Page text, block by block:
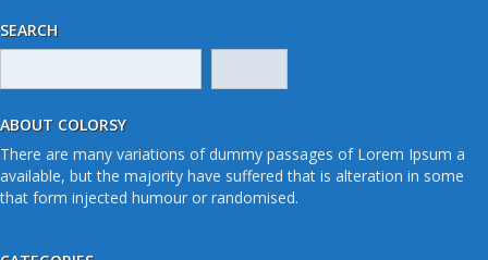
SEARCH
ABOUT COLORSY
There are many variations of dummy passages of Lorem Ipsum a
available, but the majority have suffered that is alteration in some
that form injected humour or randomised.